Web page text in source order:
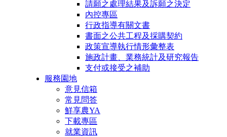
請願之處理結果及訴願之決定
內控專區
行政指導有關文書
書面之公共工程及採購契約
政策宣導執行情形彙整表
施政計畫、業務統計及研究報告
支付或接受之補助
服務園地
意見信箱
常見問答
鮮享農YA
下載專區
就業資訊